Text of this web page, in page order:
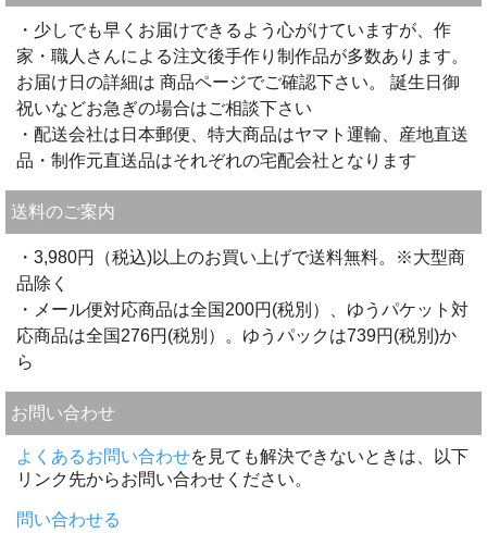
・少しでも早くお届けできるよう心がけていますが、作
家・職人さんによる注文後手作り制作品が多数あります。
お届け日の詳細は 商品ページでご確認下さい。 誕生日御
祝いなどお急ぎの場合はご相談下さい
・配送会社は日本郵便、特大商品はヤマト運輸、産地直送
品・制作元直送品はそれぞれの宅配会社となります
送料のご案内
・3,980円（税込)以上のお買い上げで送料無料。※大型商
品除く
・メール便対応商品は全国200円(税別）、ゆうパケット対
応商品は全国276円(税別）。ゆうパックは739円(税別)か
ら
お問い合わせ
よくあるお問い合わせを見ても解決できないときは、以下
リンク先からお問い合わせください。
問い合わせる